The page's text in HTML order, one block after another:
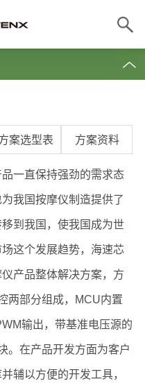
案选型表 方案资料
一直保持强劲的需求态
我国按摩仪制造提供了
到我国，使我国成为世
这个发展趋势，海速芯
产品整体解决方案，方
两部分组成，MCU内置
输出，带基准电压源的
。在产品开发方面为客户
辅以方便的开发工具，